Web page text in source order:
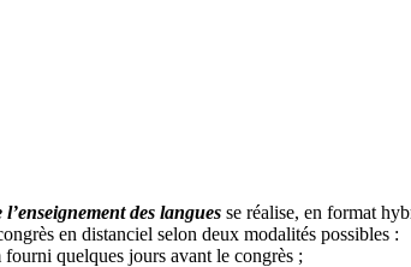
des langues se réalise, en format
en distanciel selon deux modalités possibles :
quelques jours avant le congrès ;